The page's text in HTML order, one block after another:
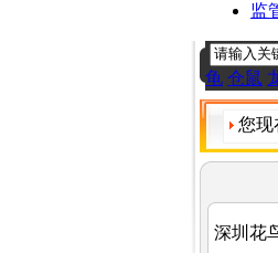
监
龟 仓鼠
您现
深圳花